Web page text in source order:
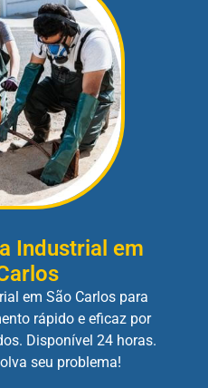
Industrial em
em São Carlos para
rápido e eficaz por
Disponível 24 horas.
seu problema!